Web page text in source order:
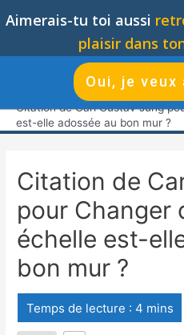
Citations Changer de
Citation de Carl Gustav Jung
est-elle adossée au bon mur ?
Citation de
pour Changer
échelle est-
bon mur ?
Aimerais-tu toi aussi
plaisir dans
Oui, je veux